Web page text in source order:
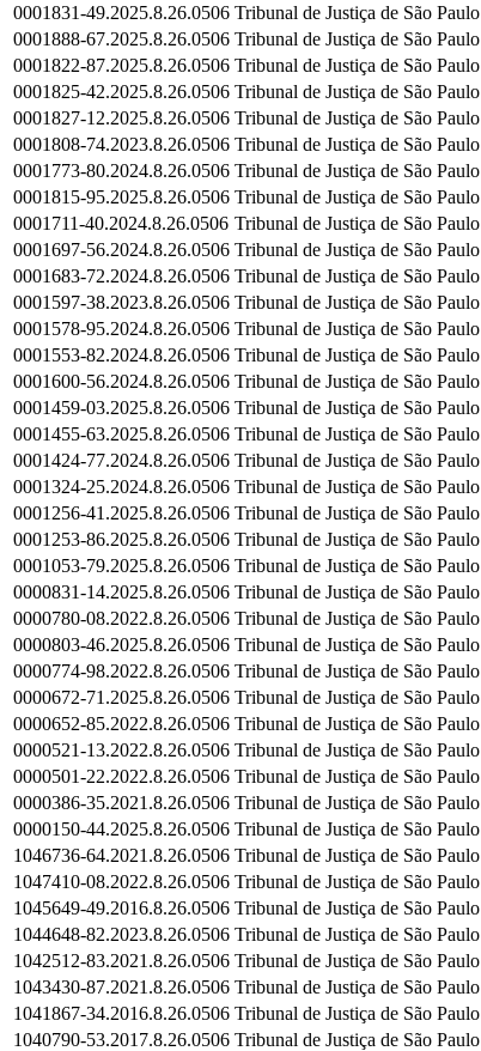
0001831-49.2025.8.26.0506 Tribunal de Justiça de São Paulo
0001888-67.2025.8.26.0506 Tribunal de Justiça de São Paulo
0001822-87.2025.8.26.0506 Tribunal de Justiça de São Paulo
0001825-42.2025.8.26.0506 Tribunal de Justiça de São Paulo
0001827-12.2025.8.26.0506 Tribunal de Justiça de São Paulo
0001808-74.2023.8.26.0506 Tribunal de Justiça de São Paulo
0001773-80.2024.8.26.0506 Tribunal de Justiça de São Paulo
0001815-95.2025.8.26.0506 Tribunal de Justiça de São Paulo
0001711-40.2024.8.26.0506 Tribunal de Justiça de São Paulo
0001697-56.2024.8.26.0506 Tribunal de Justiça de São Paulo
0001683-72.2024.8.26.0506 Tribunal de Justiça de São Paulo
0001597-38.2023.8.26.0506 Tribunal de Justiça de São Paulo
0001578-95.2024.8.26.0506 Tribunal de Justiça de São Paulo
0001553-82.2024.8.26.0506 Tribunal de Justiça de São Paulo
0001600-56.2024.8.26.0506 Tribunal de Justiça de São Paulo
0001459-03.2025.8.26.0506 Tribunal de Justiça de São Paulo
0001455-63.2025.8.26.0506 Tribunal de Justiça de São Paulo
0001424-77.2024.8.26.0506 Tribunal de Justiça de São Paulo
0001324-25.2024.8.26.0506 Tribunal de Justiça de São Paulo
0001256-41.2025.8.26.0506 Tribunal de Justiça de São Paulo
0001253-86.2025.8.26.0506 Tribunal de Justiça de São Paulo
0001053-79.2025.8.26.0506 Tribunal de Justiça de São Paulo
0000831-14.2025.8.26.0506 Tribunal de Justiça de São Paulo
0000780-08.2022.8.26.0506 Tribunal de Justiça de São Paulo
0000803-46.2025.8.26.0506 Tribunal de Justiça de São Paulo
0000774-98.2022.8.26.0506 Tribunal de Justiça de São Paulo
0000672-71.2025.8.26.0506 Tribunal de Justiça de São Paulo
0000652-85.2022.8.26.0506 Tribunal de Justiça de São Paulo
0000521-13.2022.8.26.0506 Tribunal de Justiça de São Paulo
0000501-22.2022.8.26.0506 Tribunal de Justiça de São Paulo
0000386-35.2021.8.26.0506 Tribunal de Justiça de São Paulo
0000150-44.2025.8.26.0506 Tribunal de Justiça de São Paulo
1046736-64.2021.8.26.0506 Tribunal de Justiça de São Paulo
1047410-08.2022.8.26.0506 Tribunal de Justiça de São Paulo
1045649-49.2016.8.26.0506 Tribunal de Justiça de São Paulo
1044648-82.2023.8.26.0506 Tribunal de Justiça de São Paulo
1042512-83.2021.8.26.0506 Tribunal de Justiça de São Paulo
1043430-87.2021.8.26.0506 Tribunal de Justiça de São Paulo
1041867-34.2016.8.26.0506 Tribunal de Justiça de São Paulo
1040790-53.2017.8.26.0506 Tribunal de Justiça de São Paulo